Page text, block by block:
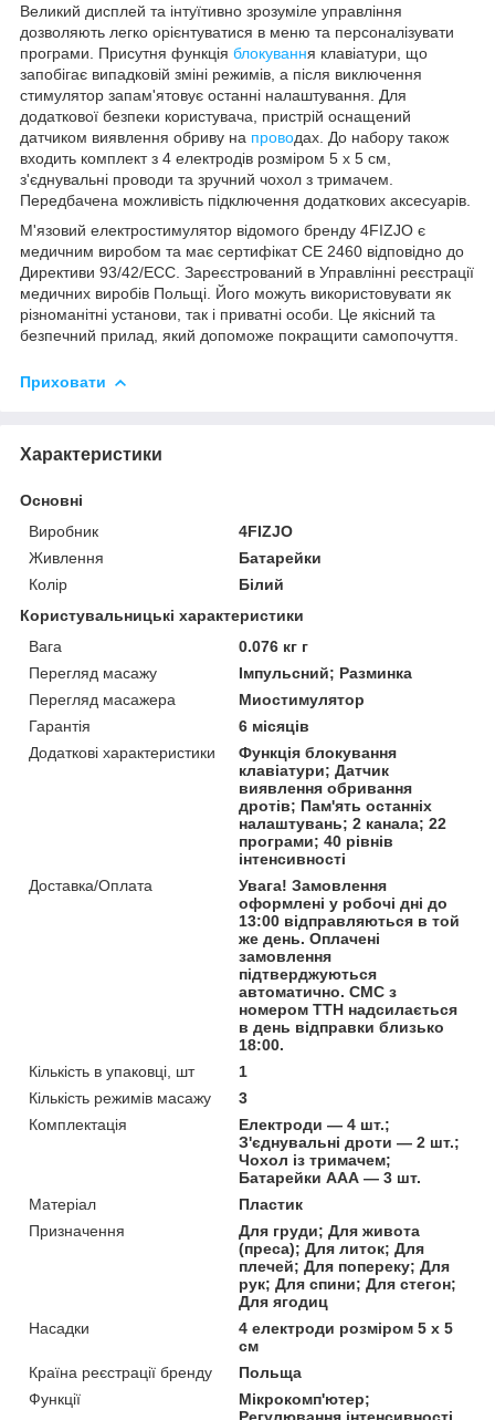
Великий дисплей та інтуїтивно зрозуміле управління
дозволяють легко орієнтуватися в меню та персоналізувати
програми. Присутня функція блокування клавіатури, що
запобігає випадковій зміні режимів, а після виключення
стимулятор запам'ятовує останні налаштування. Для
додаткової безпеки користувача, пристрій оснащений
датчиком виявлення обриву на проводах. До набору також
входить комплект з 4 електродів розміром 5 x 5 см,
з'єднувальні проводи та зручний чохол з тримачем.
Передбачена можливість підключення додаткових аксесуарів.
М'язовий електростимулятор відомого бренду 4FIZJO є
медичним виробом та має сертифікат CE 2460 відповідно до
Директиви 93/42/ECC. Зареєстрований в Управлінні реєстрації
медичних виробів Польщі. Його можуть використовувати як
різноманітні установи, так і приватні особи. Це якісний та
безпечний прилад, який допоможе покращити самопочуття.
Приховати
Характеристики
Основні
Виробник
4FIZJO
Живлення
Батарейки
Колір
Білий
Користувальницькі характеристики
Вага
0.076 кг г
Перегляд масажу
Імпульсний; Разминка
Перегляд масажера
Миостимулятор
Гарантія
6 місяців
Додаткові характеристики
Функція блокування
клавіатури; Датчик
виявлення обривання
дротів; Пам'ять останніх
налаштувань; 2 канала; 22
програми; 40 рівнів
інтенсивності
Доставка/Оплата
Увага! Замовлення
оформлені у робочі дні до
13:00 відправляються в той
же день. Оплачені
замовлення
підтверджуються
автоматично. СМС з
номером ТТН надсилається
в день відправки близько
18:00.
Кількість в упаковці, шт
1
Кількість режимів масажу
3
Комплектація
Електроди — 4 шт.;
З'єднувальні дроти — 2 шт.;
Чохол із тримачем;
Батарейки ААА — 3 шт.
Матеріал
Пластик
Призначення
Для груди; Для живота
(преса); Для литок; Для
плечей; Для попереку; Для
рук; Для спини; Для стегон;
Для ягодиц
Насадки
4 електроди розміром 5 x 5
см
Країна реєстрації бренду
Польща
Функції
Мікрокомп'ютер;
Регулювання інтенсивності